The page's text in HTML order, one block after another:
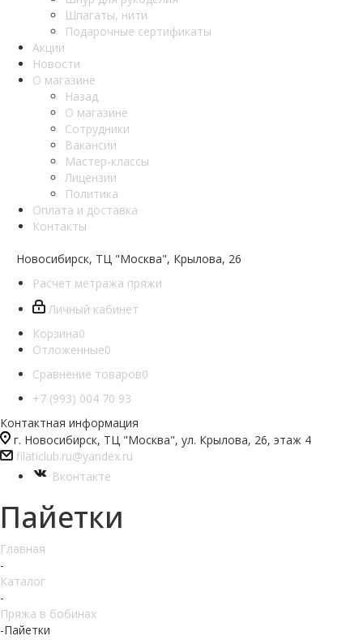
Шпагаты, нити
Подарочные сертификаты
Акции
Новости
О магазине
Назад
О магазине
Сотрудники
Вакансии
Мастер-классы
Лицензии
Политика
Оплата и доставка
Контакты
Новосибирск, ТЦ "Москва", Крылова, 26
Расчет метража пряжи
Личный кабинет
Корзина0
Отложенные0
Сравнение товаров0
+7 (993) 004 70 93
Контактная информация
г. Новосибирск, ТЦ "Москва", ул. Крылова, 26, этаж 4
filaticlub.ru@yandex.ru
Вконтакте
Пайетки
Главная
-
Каталог
-
Пряжа в бобинах
-Пайетки